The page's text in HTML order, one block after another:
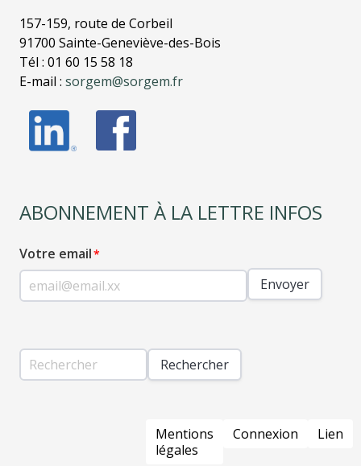
157-159, route de Corbeil
91700 Sainte-Geneviève-des-Bois
Tél : 01 60 15 58 18
E-mail : sorgem@sorgem.fr
ABONNEMENT À LA LETTRE INFOS
Votre email
Envoyer
Rechercher
PIED
DE
PAGE
Mentions
légales
Connexion Lien